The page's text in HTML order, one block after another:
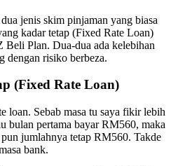
jenis skim pinjaman yang biasa
kadar tetap (Fixed Rate Loan)
Beli Plan. Dua-dua ada kelebihan
dengan risiko berbeza.
(Fixed Rate Loan)
loan. Sebab masa tu saya fikir lebih
bulan pertama bayar RM560, maka
jumlahnya tetap RM560. Takde
bank.